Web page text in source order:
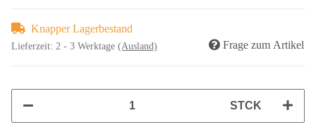
Knapper Lagerbestand
Lieferzeit: 2 - 3 Werktage (Ausland) Frage zum Artikel
STCK